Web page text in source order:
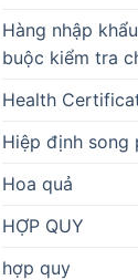
Hàng nhập
buộc kiểm tra
Health
Hiệp định song
Hoa quả
HỢP QUY
hợp quy